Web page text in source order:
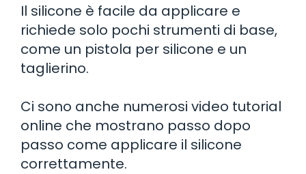
Il silicone è facile da applicare e
richiede solo pochi strumenti di base,
come un pistola per silicone e un
taglierino.
Ci sono anche numerosi video tutorial
online che mostrano passo dopo
passo come applicare il silicone
correttamente.